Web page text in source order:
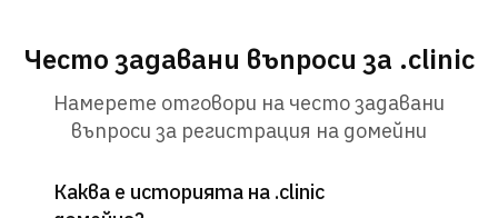
Често задавани въпроси за .clinic
Намерете отговори на често задавани
въпроси за регистрация на домейни
Каква е историята на .clinic